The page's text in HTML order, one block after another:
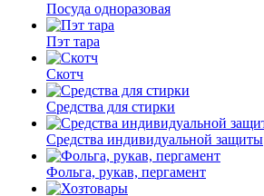
Посуда одноразовая
Пэт тара
Скотч
Средства для стирки
Средства индивидуальной защиты
Фольга, рукав, пергамент